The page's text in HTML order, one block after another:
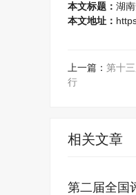
本文标题： 湖
本文地址：
上一篇： 第十
行
相关文章
第二届全国